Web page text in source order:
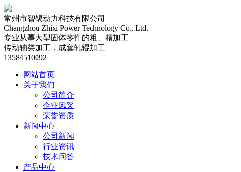
常州市智锡动力科技有限公司
Changzhou Zhixi Power Technology Co., Ltd.
专业从事大型固体零件的粗、精加工
传动轴类加工， 成套轧辊加工
13584510092
网站首页
关于我们
公司简介
企业风采
荣誉资质
新闻中心
公司新闻
行业资讯
技术问答
产品中心